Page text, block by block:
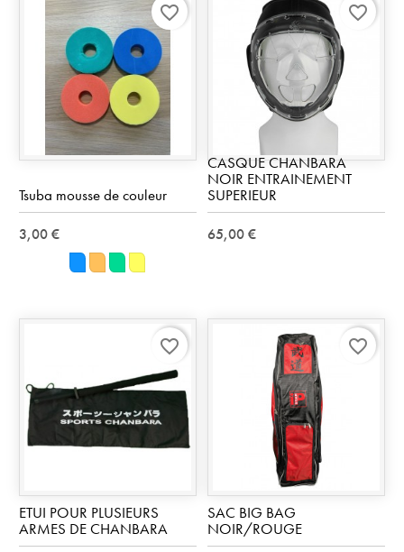
Tsuba mousse de couleur
3,00 €
Bleu
Orange
Vert
favorite_border
CASQUE CHANBARA
NOIR ENTRAINEMENT
SUPERIEUR
65,00 €
favorite_border
ETUI POUR PLUSIEURS
ARMES DE CHANBARA
favorite_border
SAC BIG BAG
NOIR/ROUGE
favorite_border